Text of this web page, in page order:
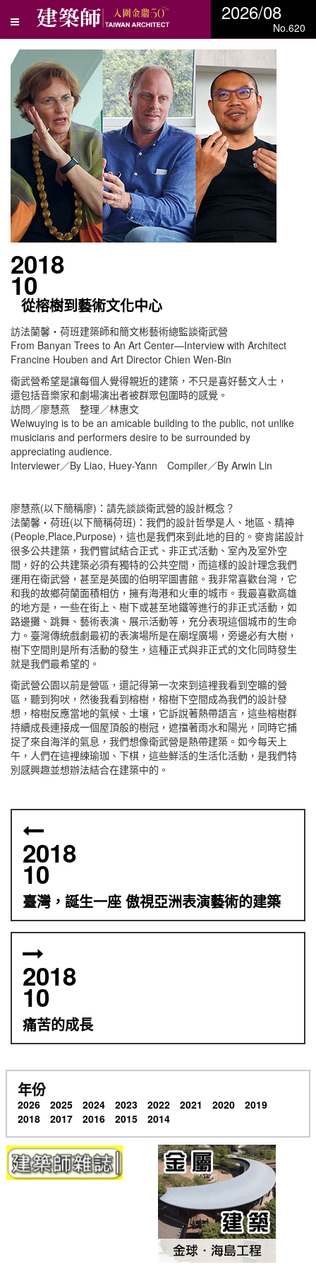
2026/08
No.620
2018
10
從榕樹到藝術文化中心
訪法蘭馨‧荷班建築師和簡文彬藝術總監談衛武營
From Banyan Trees to An Art Center—Interview with Architect
Francine Houben and Art Director Chien Wen-Bin
衛武營希望是讓每個人覺得親近的建築，不只是喜好藝文人士，
還包括音樂家和劇場演出者被群眾包圍時的感覺。
訪問／廖慧燕 整理／林惠文
Weiwuying is to be an amicable building to the public, not unlike
musicians and performers desire to be surrounded by
appreciating audience.
Interviewer／By Liao, Huey-Yann Compiler／By Arwin Lin
廖慧燕(以下簡稱廖)：請先談談衛武營的設計概念？
法蘭馨‧荷班(以下簡稱荷班)：我們的設計哲學是人、地區、精神
(People,Place,Purpose)，這也是我們來到此地的目的。麥肯諾設計
很多公共建築，我們嘗試結合正式、非正式活動、室內及室外空
間，好的公共建築必須有獨特的公共空間，而這樣的設計理念我們
運用在衛武營，甚至是英國的伯明罕圖書館。我非常喜歡台灣，它
和我的故鄉荷蘭面積相仿，擁有海港和火車的城市。我最喜歡高雄
的地方是，一些在街上、樹下或甚至地鐵等進行的非正式活動，如
路邊攤、跳舞、藝術表演、展示活動等，充分表現這個城市的生命
力。臺灣傳統戲劇最初的表演場所是在廟埕廣場，旁邊必有大樹，
樹下空間則是所有活動的發生，這種正式與非正式的文化同時發生
就是我們最希望的。
衛武營公園以前是營區，還記得第一次來到這裡我看到空曠的營
區，聽到狗吠，然後我看到榕樹，榕樹下空間成為我們的設計發
想，榕樹反應當地的氣候、土壤，它訴說著熱帶語言，這些榕樹群
持續成長連接成一個屋頂般的樹冠，遮擋著雨水和陽光，同時它捕
捉了來自海洋的氣息，我們想像衛武營是熱帶建築。如今每天上
午，人們在這裡練瑜珈、下棋，這些鮮活的生活化活動，是我們特
別感興趣並想辦法結合在建築中的。
2018
10
臺灣，誕生一座 傲視亞洲表演藝術的建築
2018
10
痛苦的成長
年份
2026 2025 2024 2023 2022 2021 2020
2019
2018
2017 2016 2015 2014